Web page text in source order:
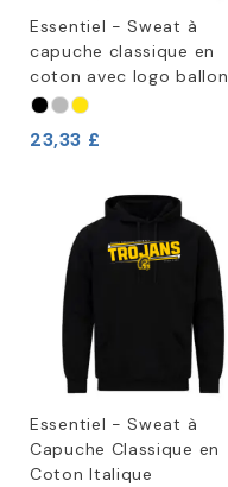
Essentiel - Sweat à
capuche classique en
coton avec logo ballon
23,33 £
Essentiel - Sweat à
Capuche Classique en
Coton Italique